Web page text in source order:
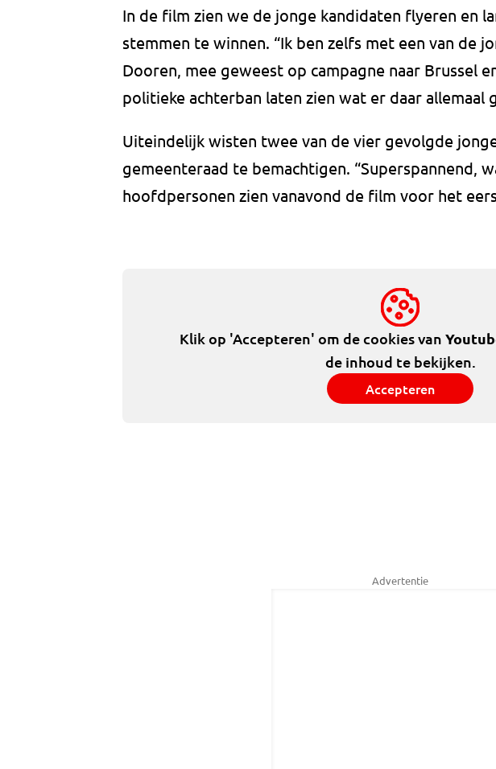
In de film zien we de jonge kandidaten flyeren en
stemmen te winnen. “Ik ben zelfs met een van de
Dooren, mee geweest op campagne naar Brussel
politieke achterban laten zien wat er daar allemaal
Uiteindelijk wisten twee van de vier gevolgde
gemeenteraad te bemachtigen. “Superspannend,
hoofdpersonen zien vanavond de film voor het
Klik op 'Accepteren' om de cookies van
de inhoud te bekijken.
Accepteren
Advertentie